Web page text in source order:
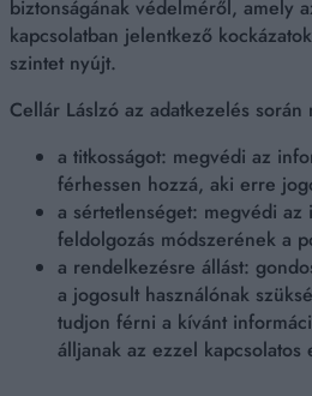
biztonságának védelméről, amely
kapcsolatban jelentkező
szintet nyújt.
Cellár Láslzó az adatkezelés során
a titkosságot: megvédi az
férhessen hozzá, aki erre
a sértetlenséget: megvédi az
feldolgozás módszerének a
a rendelkezésre állást:
a jogosult használónak
tudjon férni a kívánt
álljanak az ezzel kapcsolatos